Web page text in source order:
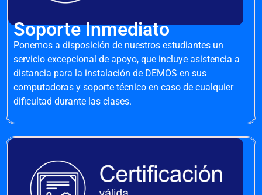
Soporte Inmediato
Ponemos a disposición de nuestros estudiantes un
servicio excepcional de apoyo, que incluye asistencia a
distancia para la instalación de DEMOS en sus
computadoras y soporte técnico en caso de cualquier
dificultad durante las clases.